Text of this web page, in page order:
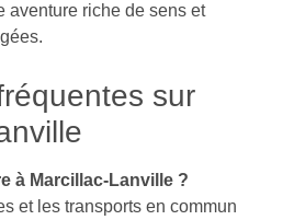
aventure riche de sens et
sur
à Marcillac-Lanville ?
et les transports en commun